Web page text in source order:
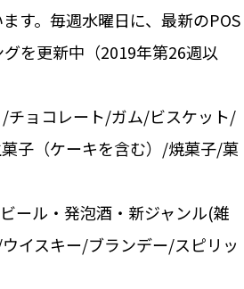
す。毎週水曜日に、最新のPOS
を更新中（2019年第26週以
ョコレート/ガム/ビスケット/
子（ケーキを含む）/焼菓子/菓
ル・発泡酒・新ジャンル(雑
イスキー/ブランデー/スピリッ